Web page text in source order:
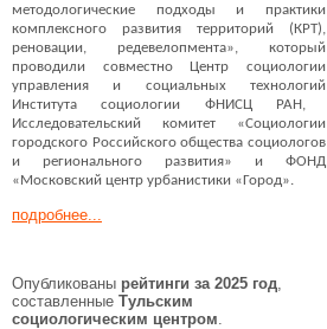
методологические подходы и практики
комплексного развития территорий (КРТ),
реновации, редевелопмента», который
проводили совместно Центр социологии
управления и социальных технологий
Института социологии ФНИСЦ РАН,
Исследовательский комитет «Социологии
городского Российского общества социологов
и регионального развития» и ФОНД
«Московский центр урбанистики «Город».
подробнее...
Опубликованы рейтинги за 2025 год,
составленные Тульским
социологическим центром.